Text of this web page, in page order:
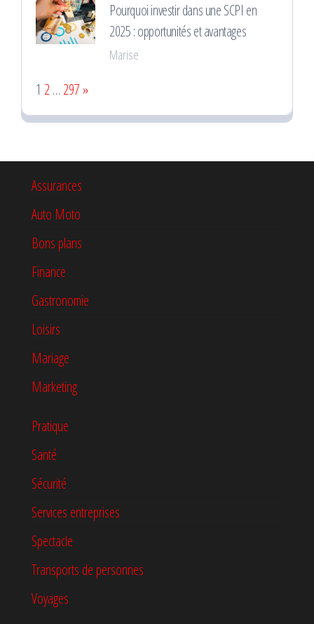
Pourquoi investir dans une SCPI en
2025 : opportunités et avantages
Marise
Page:
1 2… 297Next
»
Assurances
Auto Moto
Bons plans
Finance
Gastronomie
Loisirs
Mariage
Marketing
Pratique
Santé
Sécurité
Services entreprises
Spectacle
Transports de personnes
Voyages